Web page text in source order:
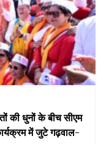
धुनों के बीच सीएम
में जुटे गढ़वाल-